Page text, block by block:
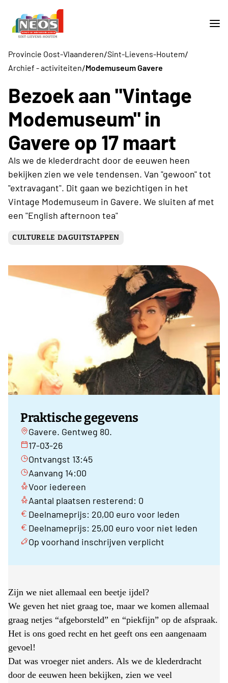
Provincie Oost-Vlaanderen/Sint-Lievens-Houtem/
Archief - activiteiten/Modemuseum Gavere
Bezoek aan "Vintage
Modemuseum" in
Gavere op 17 maart
Als we de klederdracht door de eeuwen heen
bekijken zien we vele tendensen. Van "gewoon" tot
"extravagant". Dit gaan we bezichtigen in het
Vintage Modemuseum in Gavere. We sluiten af met
een "English afternoon tea"
CULTURELE DAGUITSTAPPEN
Praktische gegevens
Gavere. Gentweg 80.
17-03-26
Ontvangst 13:45
Aanvang 14:00
Voor iedereen
Aantal plaatsen resterend: 0
Deelnameprijs: 20,00 euro voor leden
Deelnameprijs: 25,00 euro voor niet leden
Op voorhand inschrijven verplicht
Zijn we niet allemaal een beetje ijdel?
We geven het niet graag toe, maar we komen allemaal
graag netjes “afgeborsteld” en “piekfijn” op de afspraak.
Het is ons goed recht en het geeft ons een aangenaam
gevoel!
Dat was vroeger niet anders. Als we de klederdracht
door de eeuwen heen bekijken, zien we veel